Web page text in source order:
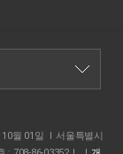
월 01일
서울특별시